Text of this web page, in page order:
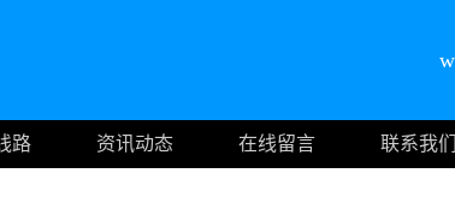
路 资讯动态 在线留言
联系我们